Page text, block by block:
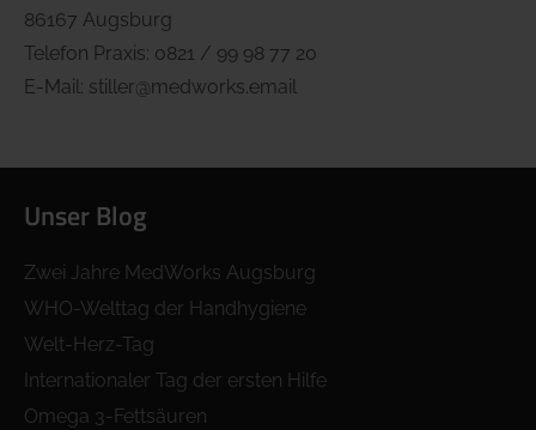
86167 Augsburg
Telefon Praxis: 0821 / 99 98 77 20
E-Mail: stiller@medworks.email
Unser Blog
Zwei Jahre MedWorks Augsburg
WHO-Welttag der Handhygiene
Welt-Herz-Tag
Internationaler Tag der ersten Hilfe
Omega 3-Fettsäuren